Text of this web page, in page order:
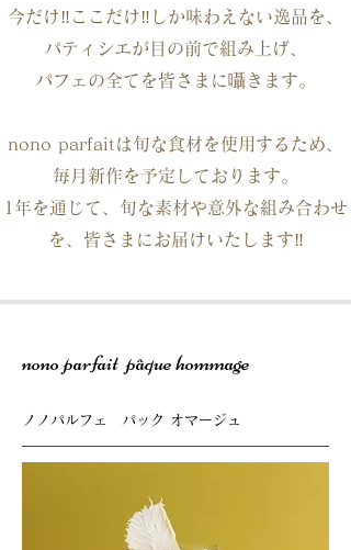
今だけ‼️ここだけ‼️しか味わえない逸品を、
パティシエが目の前で組み上げ、
パフェの全てを皆さまに囁きます。
nono parfaitは旬な食材を使用するため、
毎月新作を予定しております。
1年を通じて、旬な素材や意外な組み合わせ
を、皆さまにお届けいたします‼️
nono parfait pâque hommage
ノノパルフェ パック オマージュ